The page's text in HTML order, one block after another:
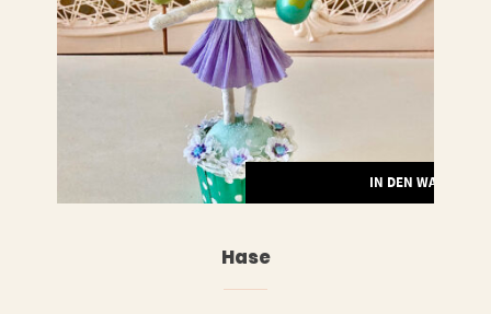
IN DEN
Hase